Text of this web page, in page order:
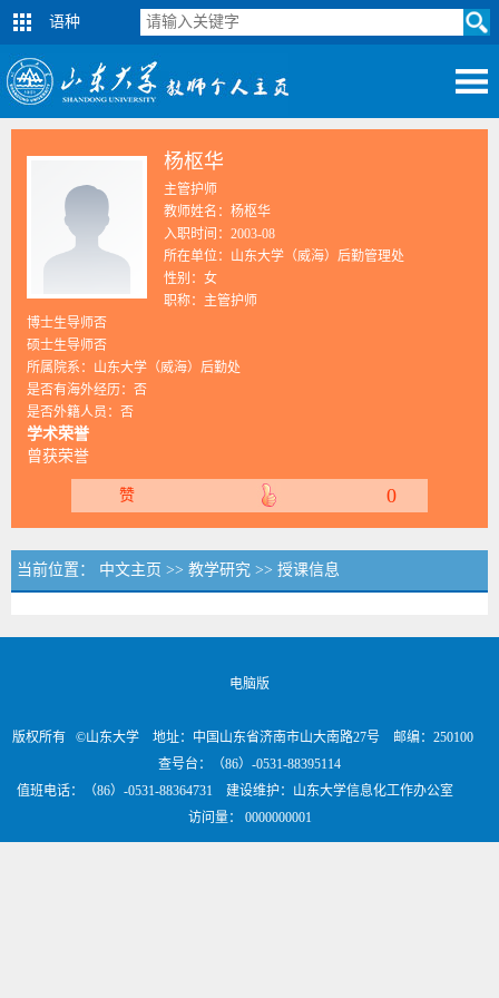
语种
杨枢华
主管护师
教师姓名：杨枢华
入职时间：2003-08
所在单位：山东大学（威海）后勤管理处
性别：女
职称：主管护师
博士生导师否
硕士生导师否
所属院系：山东大学（威海）后勤处
是否有海外经历：否
是否外籍人员：否
学术荣誉
曾获荣誉
赞 0
当前位置： 中文主页 >> 教学研究 >> 授课信息
电脑版
版权所有 ©山东大学 地址：中国山东省济南市山大南路27号 邮编：250100
查号台：（86）-0531-88395114
值班电话：（86）-0531-88364731 建设维护：山东大学信息化工作办公室
访问量： 0000000001